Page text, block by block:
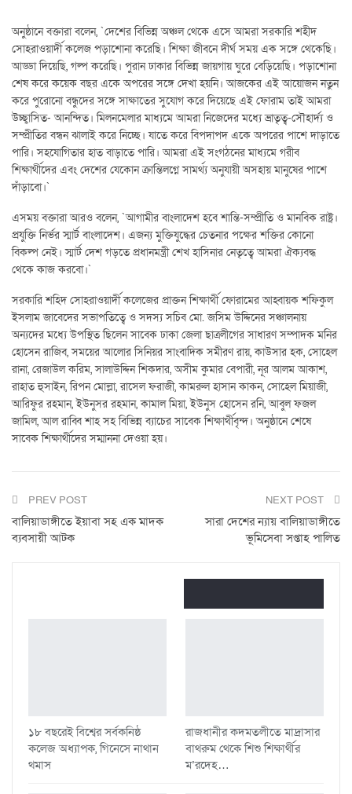
অনুষ্ঠানে বক্তারা বলেন, ‍‍`দেশের বিভিন্ন অঞ্চল থেকে এসে আমরা সরকারি শহীদ
সোহরাওয়ার্দী কলেজ পড়াশোনা করেছি। শিক্ষা জীবনে দীর্ঘ সময় এক সঙ্গে থেকেছি।
আড্ডা দিয়েছি, গল্প করেছি। পুরান ঢাকার বিভিন্ন জায়গায় ঘুরে বেড়িয়েছি। পড়াশোনা
শেষ করে কয়েক বছর একে অপরের সঙ্গে দেখা হয়নি। আজকের এই আয়োজন নতুন
করে পুরোনো বন্ধুদের সঙ্গে সাক্ষাতের সুযোগ করে দিয়েছে এই ফোরাম তাই আমরা
উচ্ছ্বাসিত- আনন্দিত। মিলনমেলার মাধ্যমে আমরা নিজেদের মধ্যে ভ্রাতৃত্ব-সৌহার্দ্য ও
সম্প্রীতির বন্ধন ঝালাই করে নিচ্ছে। যাতে করে বিপদাপদ একে অপরের পাশে দাড়াতে
পারি। সহযোগিতার হাত বাড়াতে পারি। আমরা এই সংগঠনের মাধ্যমে গরীব
শিক্ষার্থীদের এবং দেশের যেকোন ক্রান্তিলগ্নে সামর্থ্য অনুযায়ী অসহায় মানুষের পাশে
দাঁড়াবো।‍‍`
এসময় বক্তারা আরও বলেন, ‍‍`আগামীর বাংলাদেশ হবে শান্তি-সম্প্রীতি ও মানবিক রাষ্ট্র।
প্রযুক্তি নির্ভর স্মার্ট বাংলাদেশ। এজন্য মুক্তিযুদ্ধের চেতনার পক্ষের শক্তির কোনো
বিকল্প নেই। স্মার্ট দেশ গড়তে প্রধানমন্ত্রী শেখ হাসিনার নেতৃত্বে আমরা ঐক্যবদ্ধ
থেকে কাজ করবো।‍‍`
সরকারি শহিদ সোহরাওয়ার্দী কলেজের প্রাক্তন শিক্ষার্থী ফোরামের আহ্বায়ক শফিকুল
ইসলাম জাবেদের সভাপতিত্বে ও সদস্য সচিব মো. জসিম উদ্দিনের সঞ্চালনায়
অন্যদের মধ্যে উপস্থিত ছিলেন সাবেক ঢাকা জেলা ছাত্রলীগের সাধারণ সম্পাদক মনির
হোসেন রাজিব, সময়ের আলোর সিনিয়র সাংবাদিক সমীরণ রায়, কাউসার হক, সোহেল
রানা, রেজাউল করিম, সালাউদ্দিন শিকদার, অসীম কুমার বেপারী, নূর আলম আকাশ,
রাহাত হুসাইন, রিপন মোল্লা, রাসেল ফরাজী, কামরুল হাসান কাকন, সোহেল মিয়াজী,
আরিফুর রহমান, ইউনুসর রহমান, কামাল মিয়া, ইউনুস হোসেন রনি, আবুল ফজল
জামিল, আল রাব্বি শাহ সহ বিভিন্ন ব্যাচের সাবেক শিক্ষার্থীবৃন্দ। অনুষ্ঠানে শেষে
সাবেক শিক্ষার্থীদের সম্মাননা দেওয়া হয়।
PREV POST
বালিয়াডাঙ্গীতে ইয়াবা সহ এক মাদক
ব্যবসায়ী আটক
NEXT POST
সারা দেশের ন্যায় বালিয়াডাঙ্গীতে
ভূমিসেবা সপ্তাহ পালিত
১৮ বছরেই বিশ্বের সর্বকনিষ্ঠ
কলেজ অধ্যাপক, গিনেসে নাথান
থমাস
রাজধানীর কদমতলীতে মাদ্রাসার
বাথরুম থেকে শিশু শিক্ষার্থীর
ম’রদেহ…